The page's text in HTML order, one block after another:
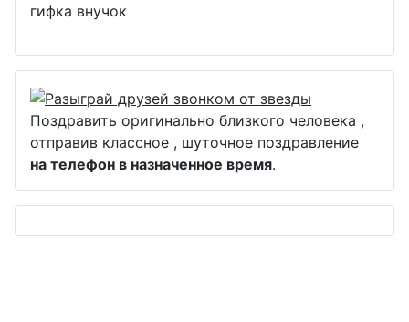
гифка внучок
Поздравить оригинально близкого человека ,
отправив классное , шуточное поздравление
на телефон в назначенное время.